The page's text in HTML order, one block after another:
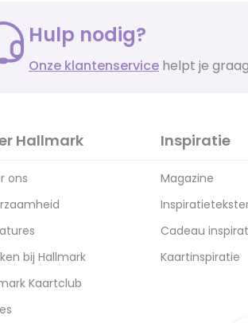
Hulp nodig?
Onze klantenservice helpt je
Hallmark
ons
bij Hallmark
Kaartclub
Inspiratie
Magazine
Cadeau
Kaartinspiratie